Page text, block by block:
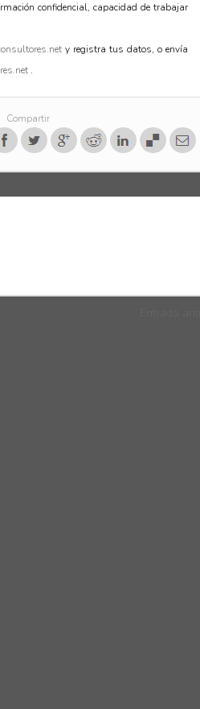
confidencial, capacidad de trabajar
y registra tus datos, o envía
.
Compartir